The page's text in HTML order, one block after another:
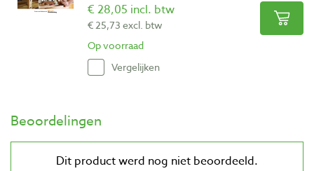
€ 28,05 incl. btw
€ 25,73 excl. btw
Op voorraad
Vergelijken
Beoordelingen